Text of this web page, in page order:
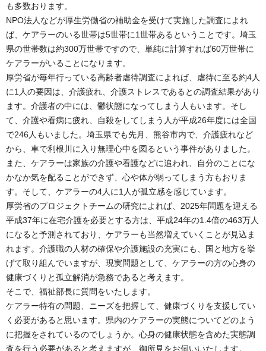
も多数おります。
NPO法人などが厚生労働省の補助金を受けて実施した調査によれ
ば、ケアラーのいる世帯は5世帯に1世帯あるということです。埼玉
県の世帯数は約300万世帯ですので、単純に計算すれば60万世帯に
ケアラーがいることになります。
厚労省が毎年行っている高齢者虐待調査によれば、虐待に至る約4人
に1人の要因は、介護疲れ、介護ストレスであるとの調査結果があり
ます。介護者の中には、鬱状態になってしまう人もいます。そし
て、介護や看病に疲れ、自殺をしてしまう人が平成26年度には全国
で246人もいました。埼玉県でも先月、熊谷市内で、介護疲れなど
から、車で利根川に入り無理心中を図るという事件がありました。
また、ケアラーは家族の介護や看護などに追われ、自分のことにな
かなか気を配ることができず、心や体が弱ってしまう方もおりま
す。そして、ケアラーの4人に1人が孤立感を感じています。
厚労省のプロジェクトチームの研究によれば、2025年問題を迎える
平成37年に在宅介護を必要とする方は、平成24年の1.4倍の463万人
になると予測されており、ケアラーも当然増えていくことが見込ま
れます。介護職の人材の確保や介護施設の充実にも、国と地方を挙
げて取り組んでいますが、現実問題として、ケアラーの方の心身の
健康づくりと孤立解消が急務であると考えます。
そこで、福祉部長に質問をいたします。
ケアラー特有の問題、ニーズを把握して、健康づくりを支援してい
く必要があると思います。県内のケアラーの実態についてどのよう
に把握をされているのでしょうか。心身の健康状態を含めた実態調
査を行う必要があると考えますが、御所見をお伺いいたします。